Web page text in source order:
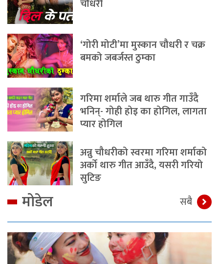
चौधरी
‘गोरी मोटी’मा मुस्कान चौधरी र चक्र
बमको जबर्जस्त ठुम्का
गरिमा शर्माले जब थारु गीत गाउँदै
भनिन्- गोही होइ का होगिल, लागता
प्यार होगिल
अन्नु चौधरीको स्वरमा गरिमा शर्माको
अर्को थारु गीत आउँदै, यसरी गरियो
सुटिङ
मोडेल सबै